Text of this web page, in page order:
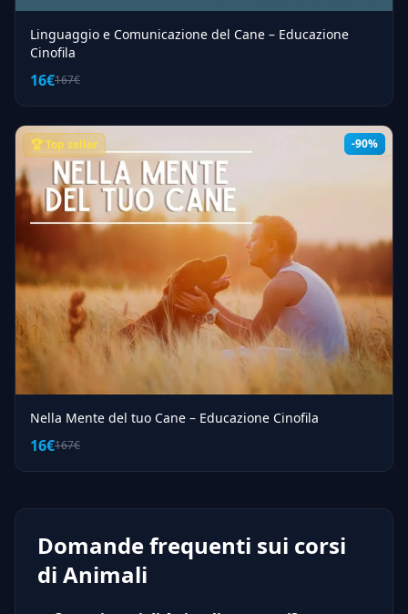
Linguaggio e Comunicazione del Cane – Educazione
Cinofila
16€167€
-90%
🏆 Top seller
Nella Mente del tuo Cane – Educazione Cinofila
16€167€
Domande frequenti sui corsi
di Animali